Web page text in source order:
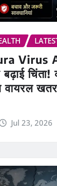
Virus
बढ़ाई
वायरल
Jul 23, 2026